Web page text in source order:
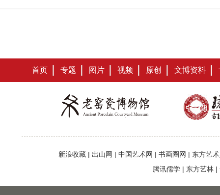
首页 专题 图片 视频 原创 文博资料
新浪收藏 | 出山网 | 中国艺术网 | 书画圈网 | 东方艺
腾讯儒学 | 东方艺林 |